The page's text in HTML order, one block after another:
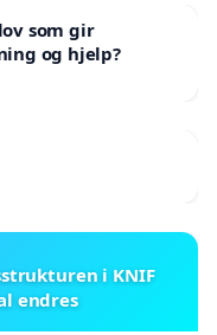
som gir
og hjelp?
i KNIF
endres